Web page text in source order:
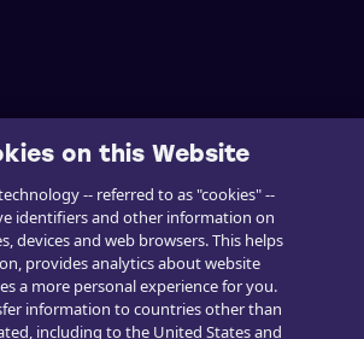
on this Website
-- referred to as "cookies" --
identifiers and other information on
devices and web browsers. This helps
provides analytics about website
a more personal experience for you.
information to countries other than
including to the United States and